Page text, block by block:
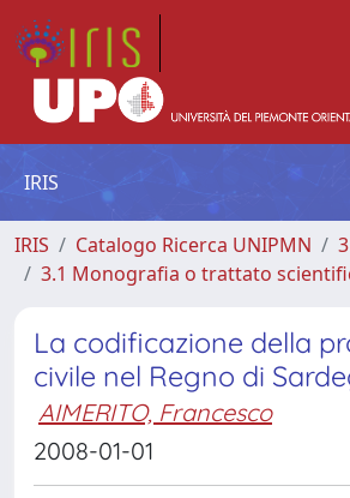
IRIS
IRIS Catalogo Ricerca UNIPMN
3.1 Monografia o trattato
La codificazione della
civile nel Regno di
AIMERITO, Francesco
2008-01-01